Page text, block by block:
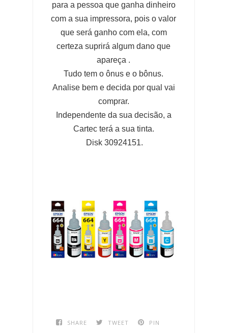
para a pessoa que ganha dinheiro
com a sua impressora, pois o valor
que será ganho com ela, com
certeza suprirá algum dano que
apareça .
Tudo tem o ônus e o bônus.
Analise bem e decida por qual vai
comprar.
Independente da sua decisão, a
Cartec terá a sua tinta.
Disk 30924151.
SHARE TWEET
PIN